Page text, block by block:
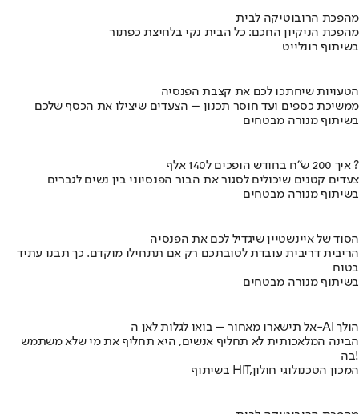
מהפכת הרובוטיקה לבית
מהפכת הניקיון החכם: כל הבית נקי בלחיצת כפתור
בשיתוף רונלייט
הטעויות שיחתכו לכם את קצבת הפנסיה
ממשיכת כספים ועד חוסר תכנון – הצעדים שיצילו את הכסף שלכם
בשיתוף מנורה מבטחים
איך 200 ש"ח בחודש הופכים ל140 אלף ?
צעדים קטנים שיכולים לסגור את הבור הפנסיוני בין נשים לגברים
בשיתוף מנורה מבטחים
הסוד של איינשטיין שיגדיל לכם את הפנסיה
הריבית דריבית עובדת לטובתכם רק אם תתחילו מוקדם. כך תבנו עתיד
בטוח
בשיתוף מנורה מבטחים
אל תישארו מאחור – בואו לגלות לאן ה-AI הולך
הבינה המלאכותית לא תחליף אנשים, היא תחליף את מי שלא משתמש
בה!
בשיתוף HIT,המכון הטכנולוגי חולון